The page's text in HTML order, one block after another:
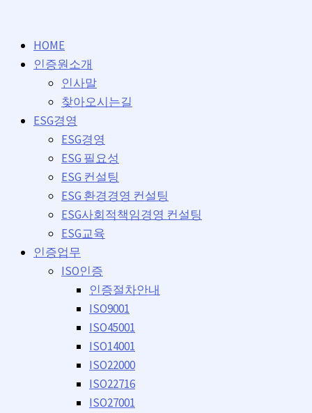
HOME
인증원소개
인사말
찾아오시는길
ESG경영
ESG경영
ESG 필요성
ESG 컨설팅
ESG 환경경영 컨설팅
ESG사회적책임경영 컨설팅
ESG교육
인증업무
ISO인증
인증절차안내
ISO9001
ISO45001
ISO14001
ISO22000
ISO22716
ISO27001